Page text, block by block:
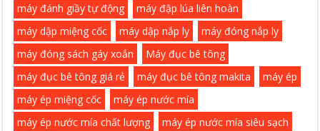
máy đánh giầy tự động
máy đập lúa liên hoàn
máy dập miệng cốc
máy dập nắp ly
máy đóng nắp ly
máy đóng sách gáy xoắn
Máy đục bê tông
máy đục bê tông giá rẻ
máy đục bê tông makita
máy ép
máy ép miệng cốc
máy ép nước mía
máy ép nước mía chất lượng
máy ép nước mía siêu sạch